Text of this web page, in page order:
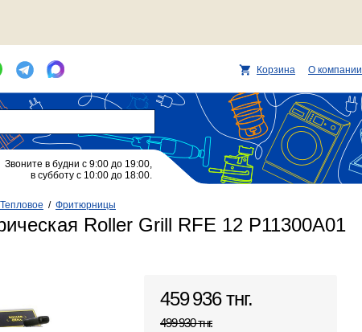
Тепловое / Фритюрницы
Roller Grill RFE 12 P11300A01
459 936 тнг.
499 930 тнг.
Корзина О компании
Звоните в будни с 9:00 до 19:00,
в субботу с 10:00 до 18:00.